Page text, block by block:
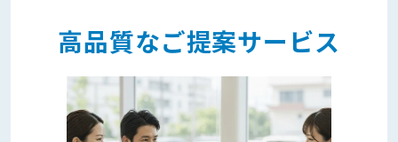
高品質なご提案サービス